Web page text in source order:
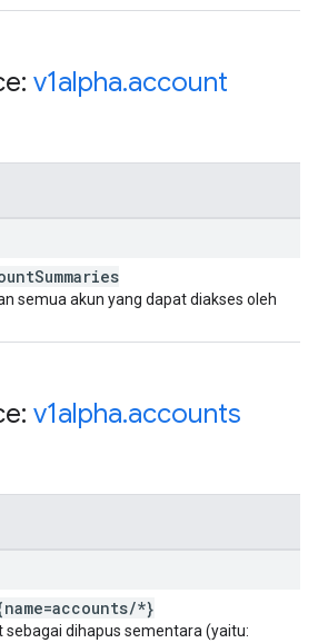
v1alpha.account
Summaries
semua akun yang dapat diakses oleh
v1alpha.accounts
/*}
sebagai dihapus sementara (yaitu: